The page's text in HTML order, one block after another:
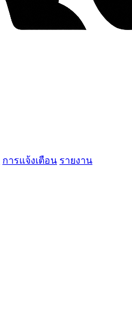
การแจ้งเตือน รายงาน